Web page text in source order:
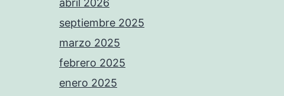
abril 2026
septiembre 2025
marzo 2025
febrero 2025
enero 2025